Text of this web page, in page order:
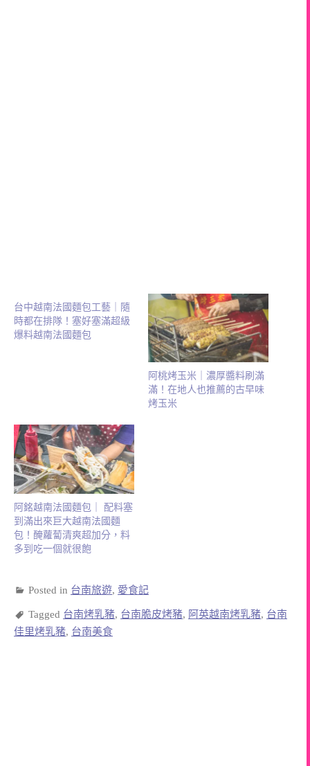
台中越南法國麵包工藝｜隨
時都在排隊！塞好塞滿超級
爆料越南法國麵包
阿桃烤玉米｜濃厚醬料刷滿
滿！在地人也推薦的古早味
烤玉米
阿銘越南法國麵包｜ 配料塞
到滿出來巨大越南法國麵
包！醃蘿蔔清爽超加分，料
多到吃一個就很飽
Posted in 台南旅遊, 愛食記
Tagged 台南烤乳豬, 台南脆皮烤豬, 阿英越南烤乳豬, 台南
佳里烤乳豬, 台南美食